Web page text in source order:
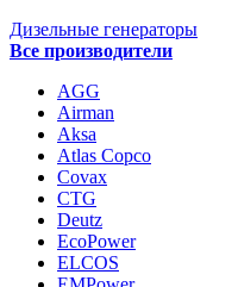
Дизельные генераторы
Все производители
AGG
Airman
Aksa
Atlas Copco
Covax
CTG
Deutz
EcoPower
ELCOS